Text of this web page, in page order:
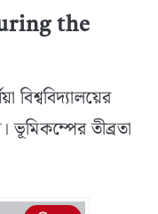
the
বিশ্ববিদ্যালয়ের
ভূমিকম্পের তীব্রতা